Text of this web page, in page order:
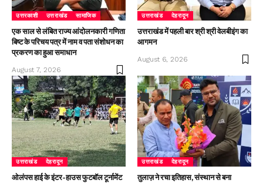
उत्तरकाशी उत्तराखंड सामाजिक
एक साल से लंबित राज्य आंदोलनकारी गणिता
बिष्ट के परिचय पत्र में नाम व पता संशोधन का
प्रकरण का हुआ समाधान
August 7, 2026
उत्तराखंड देहरादून
उत्तराखंड में पहली बार श्री श्री वेलबीइंग का
आगमन
August 6, 2026
उत्तराखंड देहरादून
ओलंपस हाई के इंटर-हाउस फुटबॉल टूर्नामेंट
उत्तराखंड देहरादून
तुलाज़ ने रचा इतिहास, संस्थान से बना